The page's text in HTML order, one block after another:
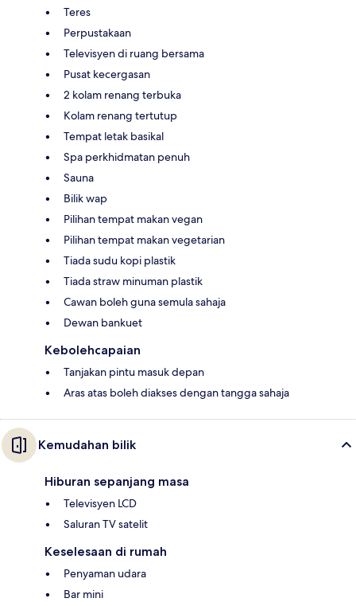
Teres
Perpustakaan
Televisyen di ruang bersama
Pusat kecergasan
2 kolam renang terbuka
Kolam renang tertutup
Tempat letak basikal
Spa perkhidmatan penuh
Sauna
Bilik wap
Pilihan tempat makan vegan
Pilihan tempat makan vegetarian
Tiada sudu kopi plastik
Tiada straw minuman plastik
Cawan boleh guna semula sahaja
Dewan bankuet
Kebolehcapaian
Tanjakan pintu masuk depan
Aras atas boleh diakses dengan tangga sahaja
Kemudahan bilik
Hiburan sepanjang masa
Televisyen LCD
Saluran TV satelit
Keselesaan di rumah
Penyaman udara
Bar mini